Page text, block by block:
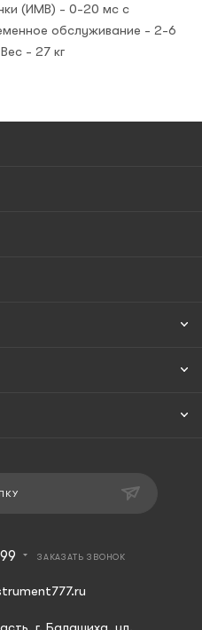
(ИМВ) - 0-20 мс с
обслуживание - 2-6
- 27 кг
ЗАКАЗАТЬ ЗВОНОК